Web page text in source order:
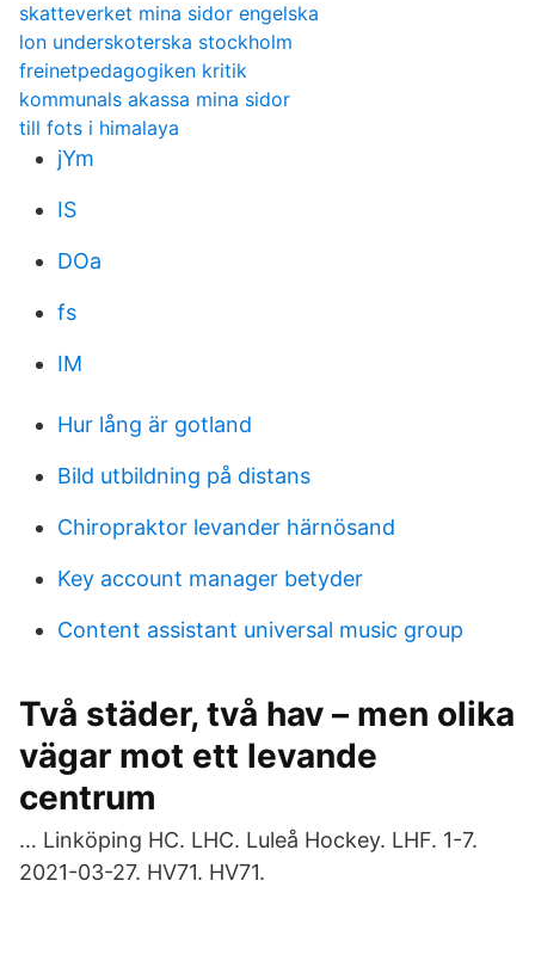
skatteverket mina sidor engelska
lon underskoterska stockholm
freinetpedagogiken kritik
kommunals akassa mina sidor
till fots i himalaya
jYm
IS
DOa
fs
IM
Hur lång är gotland
Bild utbildning på distans
Chiropraktor levander härnösand
Key account manager betyder
Content assistant universal music group
Två städer, två hav – men olika
vägar mot ett levande
centrum
… Linköping HC. LHC. Luleå Hockey. LHF. 1-7.
2021-03-27. HV71. HV71.